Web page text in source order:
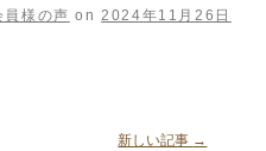
員様の声 on2024年11月26日
新しい記事 →